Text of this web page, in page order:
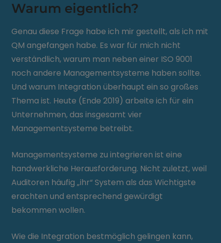
Warum eigentlich?
Genau diese Frage habe ich mir gestellt, als ich mit
QM angefangen habe. Es war für mich nicht
verständlich, warum man neben einer ISO 9001
noch andere Managementsysteme haben sollte.
Und warum Integration überhaupt ein so großes
Thema ist. Heute (Ende 2019) arbeite ich für ein
Unternehmen, das insgesamt vier
Managementsysteme betreibt.
Managementsysteme zu integrieren ist eine
handwerkliche Herausforderung. Nicht zuletzt, weil
Auditoren häufig „ihr“ System als das Wichtigste
erachten und entsprechend gewürdigt
bekommen wollen.
Wie die Integration bestmöglich gelingen kann,